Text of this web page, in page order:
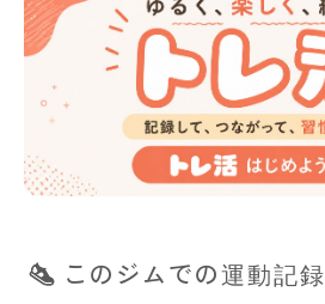
このジムでの運動記録